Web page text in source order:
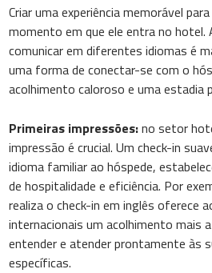
Criar uma experiência memorável
momento em que ele entra no hotel.
comunicar em diferentes idiomas é
uma forma de conectar-se com o
acolhimento caloroso e uma estadia
Primeiras impressões:no setor
impressão é crucial. Um check-in
idioma familiar ao hóspede,
de hospitalidade e eficiência. Por
realiza o check-in em inglês oferece
internacionais um acolhimento mais
entender e atender prontamente às
específicas.